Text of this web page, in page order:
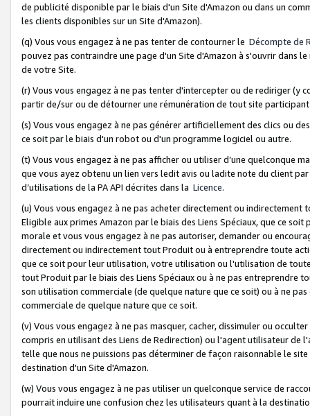
de publicité disponible par le biais d'un Site d'Amazon ou dans un
les clients disponibles sur un Site d'Amazon).
(q) Vous vous engagez à ne pas tenter de contourner le Décompte de
pouvez pas contraindre une page d'un Site d'Amazon à s'ouvrir dans
de votre Site.
(r) Vous vous engagez à ne pas tenter d'intercepter ou de rediriger
partir de/sur ou de détourner une rémunération de tout site
(s) Vous vous engagez à ne pas générer artificiellement des clics ou
ce soit par le biais d'un robot ou d'un programme logiciel ou autre.
(t) Vous vous engagez à ne pas afficher ou utiliser d’une quelconque
que vous ayez obtenu un lien vers ledit avis ou ladite note du client
d’utilisations de la PA API décrites dans la Licence.
(u) Vous vous engagez à ne pas acheter directement ou
Eligible aux primes Amazon par le biais des Liens Spéciaux, que ce
morale et vous vous engagez à ne pas autoriser, demander ou
directement ou indirectement tout Produit ou à entreprendre toute
que ce soit pour leur utilisation, votre utilisation ou l'utilisation de
tout Produit par le biais des Liens Spéciaux ou à ne pas entreprendre
son utilisation commerciale (de quelque nature que ce soit) ou à ne
commerciale de quelque nature que ce soit.
(v) Vous vous engagez à ne pas masquer, cacher, dissimuler ou
compris en utilisant des Liens de Redirection) ou l'agent utilisateur
telle que nous ne puissions pas déterminer de façon raisonnable le
destination d'un Site d'Amazon.
(w) Vous vous engagez à ne pas utiliser un quelconque service de
pourrait induire une confusion chez les utilisateurs quant à la